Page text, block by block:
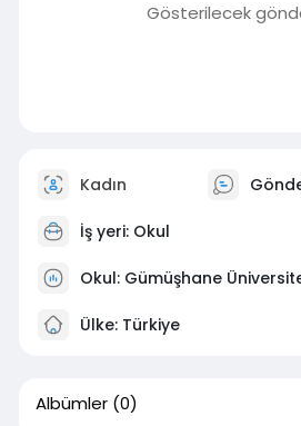
Gösterilecek
Kadın
İş yeri: Okul
Okul: Gümüşhane
Ülke: Türkiye
Albümler (0)